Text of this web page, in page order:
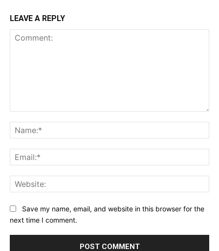
LEAVE A REPLY
Save my name, email, and website in this browser for the
next time I comment.